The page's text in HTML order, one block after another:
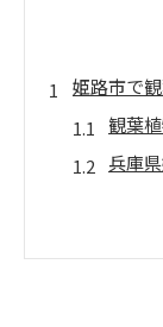
姫路市で
観葉
兵庫
観葉